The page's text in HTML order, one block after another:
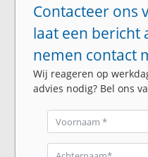
Contacteer ons
laat een bericht
nemen contact
Wij reageren op
advies nodig? Bel ons